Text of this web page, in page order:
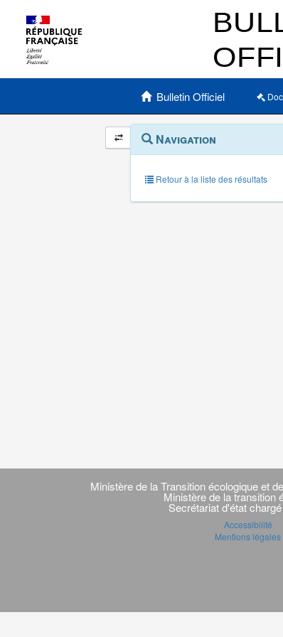
Menu principal
Bulletin Officiel
Navigation
et
outils
annexes
Menu
contextuel
Navigation
Retour à la liste des résultats
Navigation
transverseMinistère de la Transition écologique et
Ministère de la transition
Secrétariat d'état
Accessibilité
Mentions légales